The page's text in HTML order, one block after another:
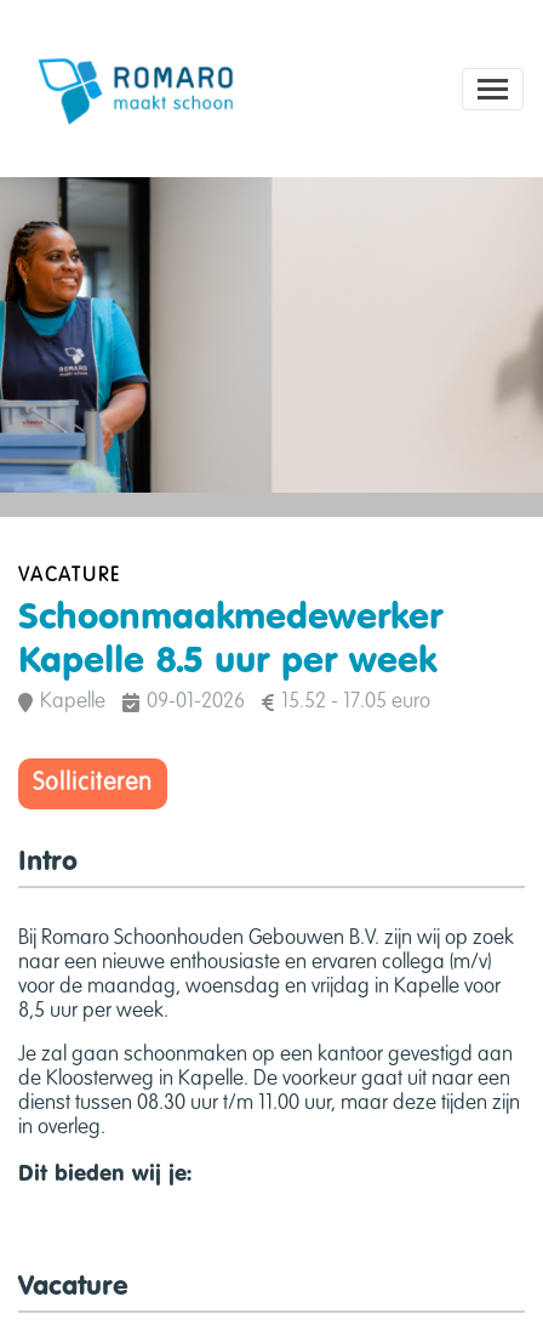
VACATURE
Schoonmaakmedewerker
Kapelle 8.5 uur per week
Kapelle 09-01-2026 15.52 - 17.05 euro
Solliciteren
Intro
Bij Romaro Schoonhouden Gebouwen B.V. zijn wij op zoek
naar een nieuwe enthousiaste en ervaren collega (m/v)
voor de maandag, woensdag en vrijdag in Kapelle voor
8,5 uur per week.
Je zal gaan schoonmaken op een kantoor gevestigd aan
de Kloosterweg in Kapelle. De voorkeur gaat uit naar een
dienst tussen 08.30 uur t/m 11.00 uur, maar deze tijden zijn
in overleg.
Dit bieden wij je:
Vacature